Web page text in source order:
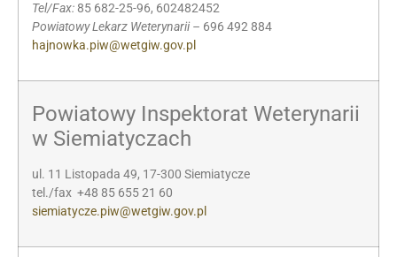
Tel/Fax:85 682-25-96, 602482452
Powiatowy Lekarz Weterynarii – 696 492 884
hajnowka.piw@wetgiw.gov.pl
Powiatowy Inspektorat Weterynarii
w Siemiatyczach
ul. 11 Listopada 49, 17-300 Siemiatycze
tel./fax +48 85 655 21 60
siemiatycze.piw@wetgiw.gov.pl